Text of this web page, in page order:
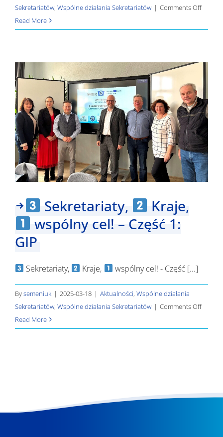
Sekretariatów, Wspólne działania Sekretariatów | Comments Offon
cel!
–
Część
2:
Zielona
Read More
Sekretariaty,
Kraje,
wspólny cel! – Część 1:
GIP
Sekretariaty, Kraje, wspólny cel! - Część [...]
Bysemeniuk | 2025-03-18 | Aktualności, Wspólne działania
Sekretariatów, Wspólne działania Sekretariatów | Comments Offon
cel!
Read More